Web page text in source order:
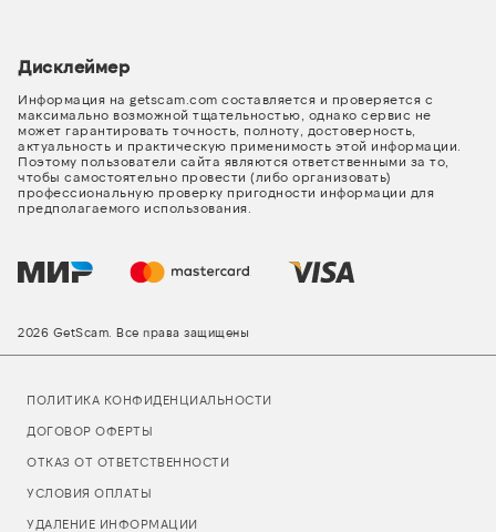
Дисклеймер
Информация на getscam.com составляется и проверяется с
максимально возможной тщательностью, однако сервис не
может гарантировать точность, полноту, достоверность,
актуальность и практическую применимость этой информации.
Поэтому пользователи сайта являются ответственными за то,
чтобы самостоятельно провести (либо организовать)
профессиональную проверку пригодности информации для
предполагаемого использования.
2026 GetScam. Все права защищены
ПОЛИТИКА КОНФИДЕНЦИАЛЬНОСТИ
ДОГОВОР ОФЕРТЫ
ОТКАЗ ОТ ОТВЕТСТВЕННОСТИ
УСЛОВИЯ ОПЛАТЫ
УДАЛЕНИЕ ИНФОРМАЦИИ